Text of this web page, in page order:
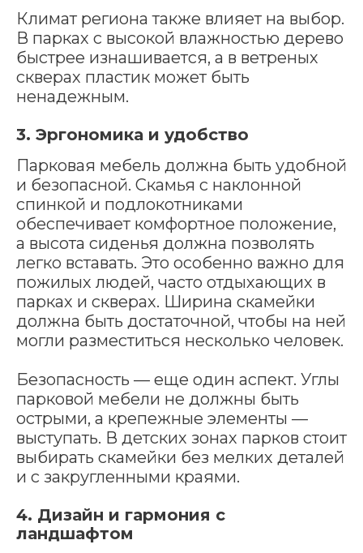
Климат региона также влияет на выбор.
В парках с высокой влажностью дерево
быстрее изнашивается, а в ветреных
скверах пластик может быть
ненадежным.
3. Эргономика и удобство
Парковая мебель должна быть удобной
и безопасной. Скамья с наклонной
спинкой и подлокотниками
обеспечивает комфортное положение,
а высота сиденья должна позволять
легко вставать. Это особенно важно для
пожилых людей, часто отдыхающих в
парках и скверах. Ширина скамейки
должна быть достаточной, чтобы на ней
могли разместиться несколько человек.
Безопасность — еще один аспект. Углы
парковой мебели не должны быть
острыми, а крепежные элементы —
выступать. В детских зонах парков стоит
выбирать скамейки без мелких деталей
и с закругленными краями.
4. Дизайн и гармония с
ландшафтом